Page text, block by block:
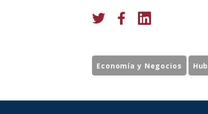
Economía y Negocios